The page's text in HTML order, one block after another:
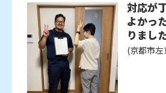
対応が
よかっ
りまし
(京都市左